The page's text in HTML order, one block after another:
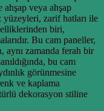
veya ahşap
zarif hatları ile
biri,
Bu cam paneller,
aynı zamanda ferah bir
bu cam
görünmesine
ve kaplama
dekorasyon stiline